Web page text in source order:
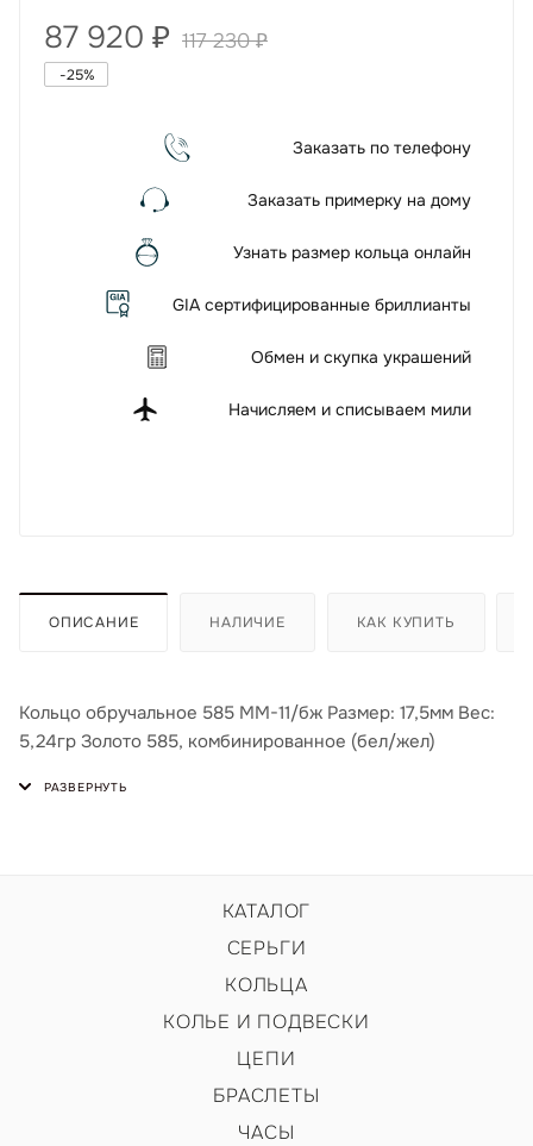
87 920 ₽ 117 230₽
-25%
Заказать по телефону
Заказать примерку на дому
Узнать размер кольца онлайн
GIA сертифицированные бриллианты
Обмен и скупка украшений
Начисляем и списываем мили
ОПИСАНИЕ НАЛИЧИЕ КАК КУПИТЬ
Кольцо обручальное 585 ММ-11/бж Размер: 17,5мм Вес:
5,24гр Золото 585, комбинированное (бел/жел)
КАТАЛОГ
СЕРЬГИ
КОЛЬЦА
КОЛЬЕ И ПОДВЕСКИ
ЦЕПИ
БРАСЛЕТЫ
ЧАСЫ